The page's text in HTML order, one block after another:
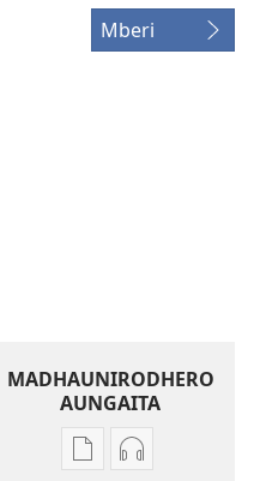
Mberi
MADHAUNIRODHERO
AUNGAITA
Nzira Nzira